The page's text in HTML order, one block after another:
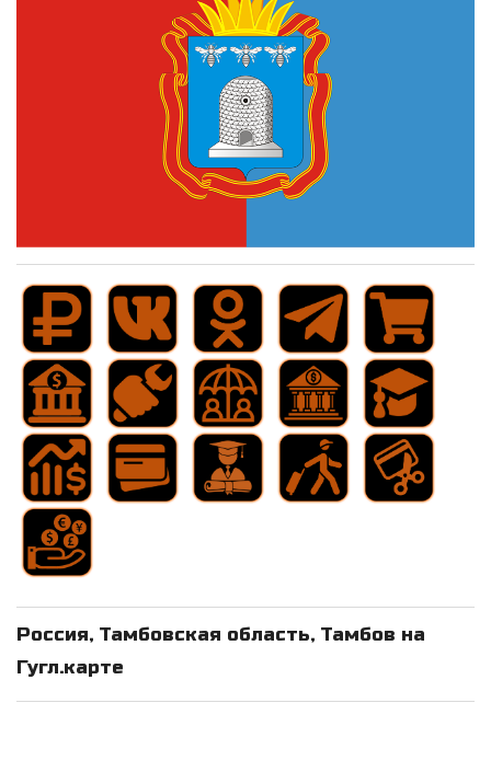
Россия, Тамбовская область, Тамбов на
Гугл.карте